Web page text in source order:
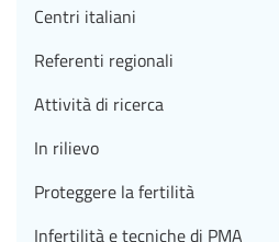
Centri italiani
Referenti regionali
Attività di ricerca
In rilievo
Proteggere la fertilità
Infertilità e tecniche di PMA